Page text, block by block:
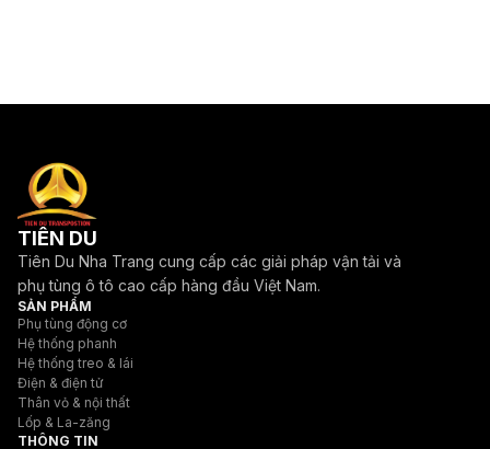
TIÊN DU
Tiên Du Nha Trang cung cấp các giải pháp vận tải và
phụ tùng ô tô cao cấp hàng đầu Việt Nam.
SẢN PHẨM
Phụ tùng động cơ
Hệ thống phanh
Hệ thống treo & lái
Điện & điện tử
Thân vỏ & nội thất
Lốp & La-zăng
THÔNG TIN